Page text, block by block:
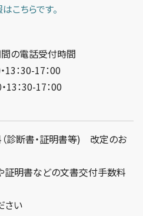
こちらです。
の電話受付時間
：30-17：00
13：30-17：00
診断書・証明書等) 改定のお
証明書などの文書交付手数料
さい